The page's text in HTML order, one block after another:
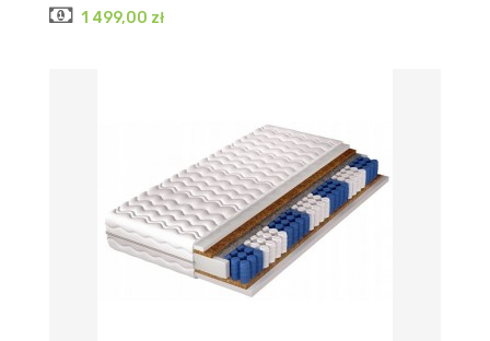
Cena
1 499,00 zł